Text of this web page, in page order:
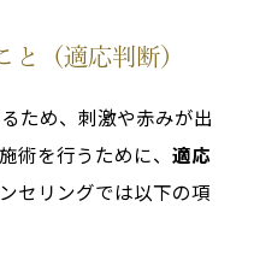
と（適応判断）
ため、刺激や赤みが出
術を行うために、 適応
セリングでは以下の項